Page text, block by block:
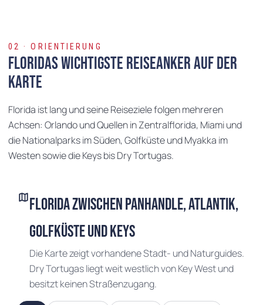
02 · ORIENTIERUNG
Floridas wichtigste Reiseanker auf der
Karte
Florida ist lang und seine Reiseziele folgen mehreren
Achsen: Orlando und Quellen in Zentralflorida, Miami und
die Nationalparks im Süden, Golfküste und Myakka im
Westen sowie die Keys bis Dry Tortugas.
mapFlorida zwischen Panhandle, Atlantik,
Golfküste und Keys
Die Karte zeigt vorhandene Stadt- und Naturguides.
Dry Tortugas liegt weit westlich von Key West und
besitzt keinen Straßenzugang.
WEST VIRGINIA
KENTUCKY
OHIO
TENNESSEE